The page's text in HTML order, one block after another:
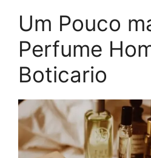
Um Pouco
Perfume
Boticario